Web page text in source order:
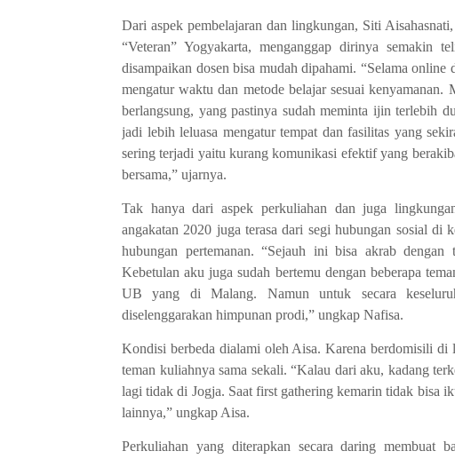
Dari aspek pembelajaran dan lingkungan, Siti
“Veteran” Yogyakarta, menganggap dirinya semakin
disampaikan dosen bisa mudah dipahami. “Selama
mengatur waktu dan metode belajar sesuai kenyamanan.
berlangsung, yang pastinya sudah meminta ijin terlebih
jadi lebih leluasa mengatur tempat dan fasilitas yang
sering terjadi yaitu kurang komunikasi efektif yang
bersama,” ujarnya.
Tak hanya dari aspek perkuliahan dan juga
angakatan 2020 juga terasa dari segi hubungan sosial di
hubungan pertemanan. “Sejauh ini bisa akrab
Kebetulan aku juga sudah bertemu dengan beberapa
UB yang di Malang. Namun untuk secara
diselenggarakan himpunan prodi,” ungkap Nafisa.
Kondisi berbeda dialami oleh Aisa. Karena berdomisili di
teman kuliahnya sama sekali. “Kalau dari aku, kadang
lagi tidak di Jogja. Saat first gathering kemarin tidak bisa
lainnya,” ungkap Aisa.
Perkuliahan yang diterapkan secara daring membuat